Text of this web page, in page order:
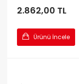
2.862,00 TL
Ürünü İncele